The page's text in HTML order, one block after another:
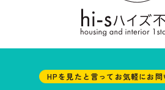
HPを見たと言ってお気軽にお